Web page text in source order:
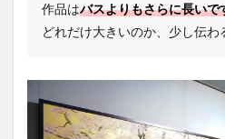
作品はバスよりもさらに長いで
どれだけ大きいのか、少し伝